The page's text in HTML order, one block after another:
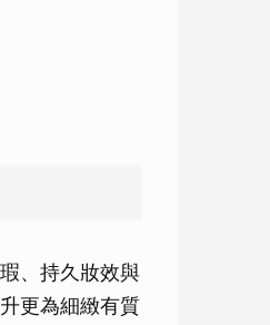
、持久妝效與
更為細緻有質